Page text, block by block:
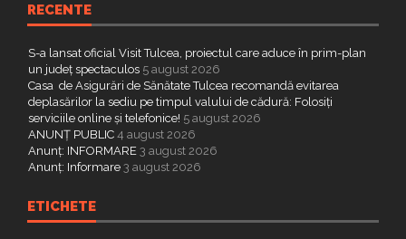
RECENTE
S-a lansat oficial Visit Tulcea, proiectul care aduce în prim-plan
un județ spectaculos 5 august 2026
Casa de Asigurări de Sănătate Tulcea recomandă evitarea
deplasărilor la sediu pe timpul valului de cădură: Folosiți
serviciile online și telefonice! 5 august 2026
ANUNȚ PUBLIC 4 august 2026
Anunț: INFORMARE 3 august 2026
Anunț: Informare 3 august 2026
ETICHETE